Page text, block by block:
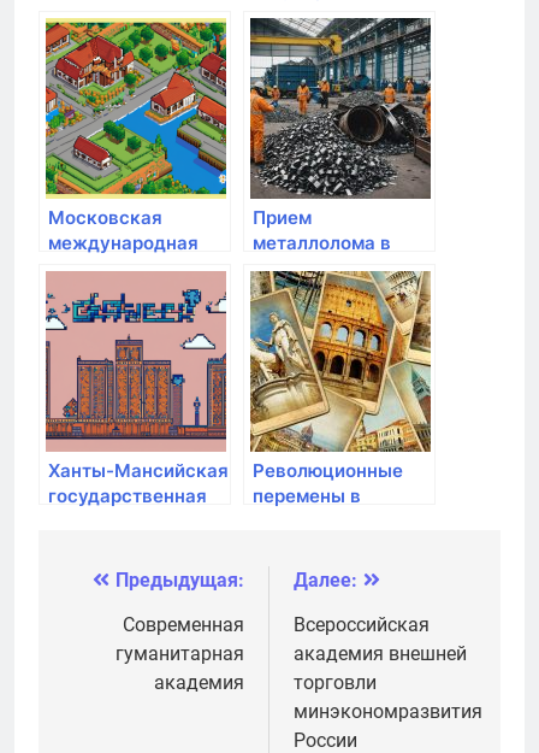
архитектуры и
градостроительства
медицинская
академия
Московская
международная
академия
Прием
металлолома в
Санкт-Петербурге
и Лен области:
Втор-центр СПб
Ханты-Мансийская
государственная
Революционные
перемены в
Навигация
записям
Предыдущая:
Современная
гуманитарная
академия
Далее:
Всероссийская
академия внешней
торговли
минэкономразвития
России